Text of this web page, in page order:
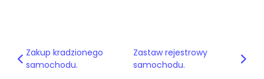
Zakup kradzionego
samochodu.
Zastaw rejestrowy
samochodu.